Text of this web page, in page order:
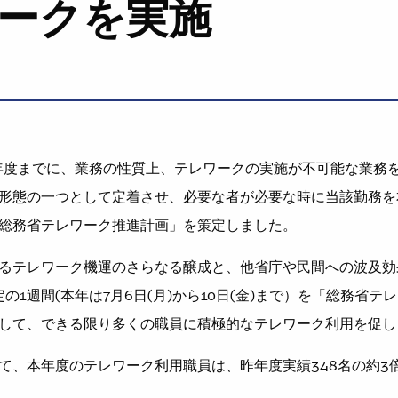
クを実施
までに、業務の性質上、テレワークの実施が不可能な業務
態の一つとして定着させ、必要な者が必要な時に当該勤務
務省テレワーク推進計画」を策定しました。
テレワーク機運のさらなる醸成と、他省庁や民間への波及
の1週間(本年は7月6日(月)から10日(金)まで）を「総務省テ
て、できる限り多くの職員に積極的なテレワーク利用を促
、本年度のテレワーク利用職員は、昨年度実績348名の約3